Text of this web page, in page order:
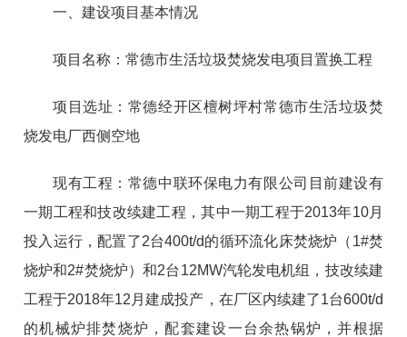
一、建设项目基本情况
项目名称：常德市生活垃圾焚烧发电项目置换工程
项目选址：常德经开区檀树坪村常德市生活垃圾焚
烧发电厂西侧空地
现有工程：常德中联环保电力有限公司目前建设有
一期工程和技改续建工程，其中一期工程于2013年10月
投入运行，配置了2台400t/d的循环流化床焚烧炉（1#焚
烧炉和2#焚烧炉）和2台12MW汽轮发电机组，技改续建
工程于2018年12月建成投产，在厂区内续建了1台600t/d
的机械炉排焚烧炉，配套建设一台余热锅炉，并根据